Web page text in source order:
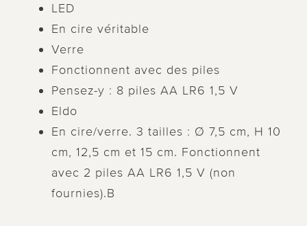
LED
En cire véritable
Verre
Fonctionnent avec des piles
Pensez-y : 8 piles AA LR6 1,5 V
Eldo
En cire/verre. 3 tailles : Ø 7,5 cm, H 10
cm, 12,5 cm et 15 cm. Fonctionnent
avec 2 piles AA LR6 1,5 V (non
fournies).B